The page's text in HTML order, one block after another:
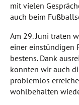
mit vielen
auch beim
Am 29. Juni traten
einer einstündigen
bestens. Dank
konnten wir auch
problemlos
wohlbehalten